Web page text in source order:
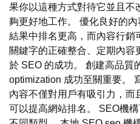
果你以這種方式對待它並且不
夠更好地工作。 優化良好的
結果中排名更高，而內容行銷
關鍵字的正確整合、定期內容
於 SEO 的成功。 創建高品質
optimization 成功至關重要。
內容不僅對用戶有吸引力，而
可以提高網站排名。 SEO機